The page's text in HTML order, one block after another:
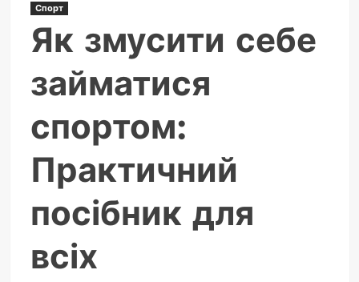
Спорт
Як змусити себе
займатися
спортом:
Практичний
посібник для
всіх